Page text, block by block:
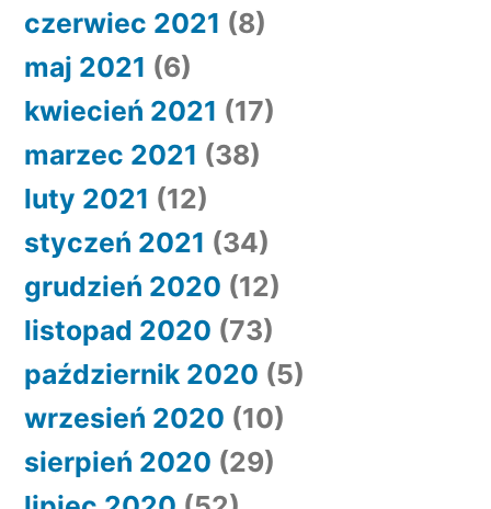
czerwiec 2021 (8)
maj 2021 (6)
kwiecień 2021 (17)
marzec 2021 (38)
luty 2021 (12)
styczeń 2021 (34)
grudzień 2020 (12)
listopad 2020 (73)
październik 2020 (5)
wrzesień 2020 (10)
sierpień 2020 (29)